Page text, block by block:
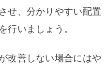
せ、分かりやすい配置
行いましょう。
改善しない場合にはや